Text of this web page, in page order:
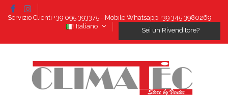
Servizio Clienti +39 095 393375 - Mobile Whatsapp +39 345 3980269
Italiano
Sei un Rivenditore?